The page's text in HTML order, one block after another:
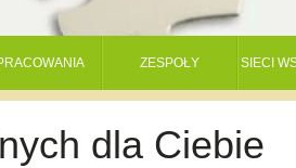
ZESPOŁY SIECI
dla Ciebie